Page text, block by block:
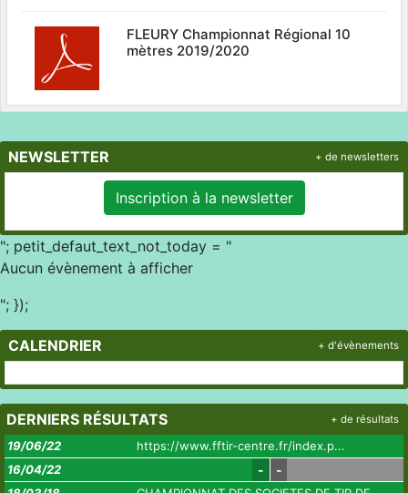
FLEURY Championnat Régional 10
mètres 2019/2020
NEWSLETTER
Inscription à la newsletter
+ de newsletters
"; petit_defaut_text_not_today = "
Aucun évènement à afficher
"; });
CALENDRIER + d'évènements
DERNIERS RÉSULTATS
19/06/22
https://www.fftir-centre.fr/index.p...
16/04/22
- -
+ de résultats